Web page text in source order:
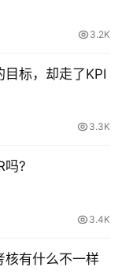
3.2K
目标，却走了KPI
3.3K
吗?
3.4K
核有什么不一样